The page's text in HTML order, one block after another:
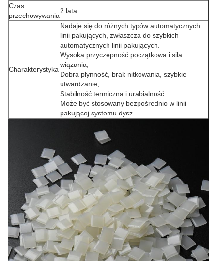
Czas
przechowywania
2 lata
Charakterystyka
Nadaje się do różnych typów automatycznych
linii pakujących, zwłaszcza do szybkich
automatycznych linii pakujących.
Wysoka przyczepność początkowa i siła
wiązania,
Dobra płynność, brak nitkowania, szybkie
utwardzanie,
Stabilność termiczna i urabialność.
Może być stosowany bezpośrednio w linii
pakującej systemu dysz.